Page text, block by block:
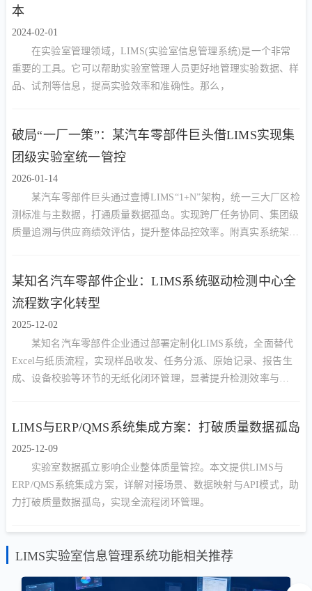
本
2024-02-01
在实验室管理领域，LIMS(实验室信息管理系统)是一个非常
重要的工具。它可以帮助实验室管理人员更好地管理实验数据、样
品、试剂等信息，提高实验效率和准确性。那么，
破局“一厂一策”：某汽车零部件巨头借LIMS实现集
团级实验室统一管控
2026-01-14
某汽车零部件巨头通过壹博LIMS“1+N”架构，统一三大厂区检
测标准与主数据，打通质量数据孤岛。实现跨厂任务协同、集团级
质量追溯与供应商绩效评估，提升整体品控效率。附真实系统架构
某知名汽车零部件企业：LIMS系统驱动检测中心全
流程数字化转型
2025-12-02
某知名汽车零部件企业通过部署定制化LIMS系统，全面替代
Excel与纸质流程，实现样品收发、任务分派、原始记录、报告生
成、设备校验等环节的无纸化闭环管理，显著提升检测效率与
LIMS与ERP/QMS系统集成方案：打破质量数据孤岛
2025-12-09
实验室数据孤立影响企业整体质量管控。本文提供LIMS与
ERP/QMS系统集成方案，详解对接场景、数据映射与API模式，助
力打破质量数据孤岛，实现全流程闭环管理。
LIMS实验室信息管理系统功能相关推荐